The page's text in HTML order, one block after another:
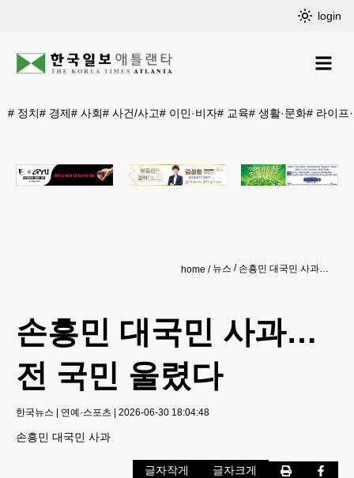
login
# 정치# 경제# 사회# 사건/사고# 이민·비자# 교육# 생활·문화# 라이프
home 뉴스 손흥민 대국민 사과…전 국민 울렸다
손흥민 대국민 사과…
전 국민 울렸다
한국뉴스 | 연예·스포츠 | 2026-06-30 18:04:48
손흥민 대국민 사과
글자작게 글자크게